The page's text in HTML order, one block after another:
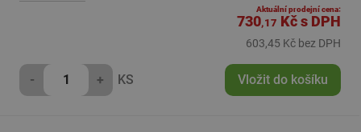
Aktuální prodejní cena:
730,17 Kčs DPH
603,45 Kč bez DPH
- + KS Vložit do košíku